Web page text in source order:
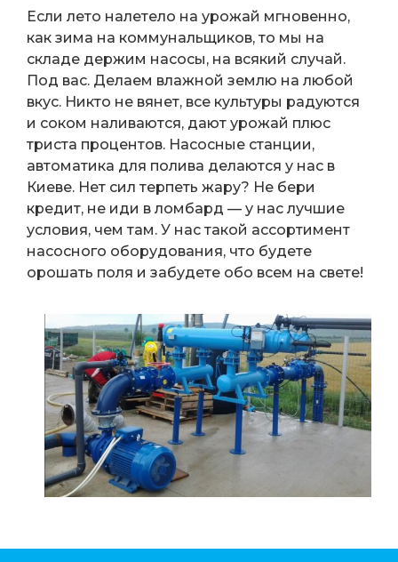
Если лето налетело на урожай мгновенно,
как зима на коммунальщиков, то мы на
складе держим насосы, на всякий случай.
Под вас. Делаем влажной землю на любой
вкус. Никто не вянет, все культуры радуются
и соком наливаются, дают урожай плюс
триста процентов. Насосные станции,
автоматика для полива делаются у нас в
Киеве. Нет сил терпеть жару? Не бери
кредит, не иди в ломбард — у нас лучшие
условия, чем там. У нас такой ассортимент
насосного оборудования, что будете
орошать поля и забудете обо всем на свете!